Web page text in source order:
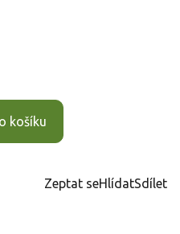
košíku
Zeptat seHlídatSdílet